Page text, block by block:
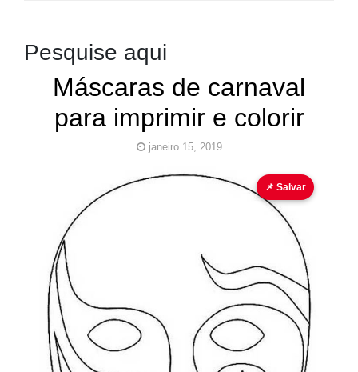
Pesquise aqui
Máscaras de carnaval
para imprimir e colorir
janeiro 15, 2019
Desenho
Pinturas para
📌 Salvar